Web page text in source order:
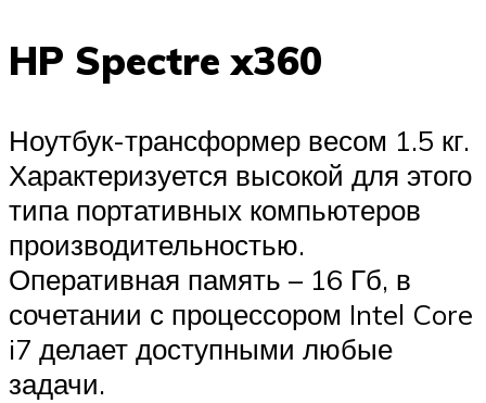
HP Spectre x360
Ноутбук-трансформер весом 1.5 кг.
Характеризуется высокой для этого
типа портативных компьютеров
производительностью.
Оперативная память – 16 Гб, в
сочетании с процессором Intel Core
i7 делает доступными любые
задачи.